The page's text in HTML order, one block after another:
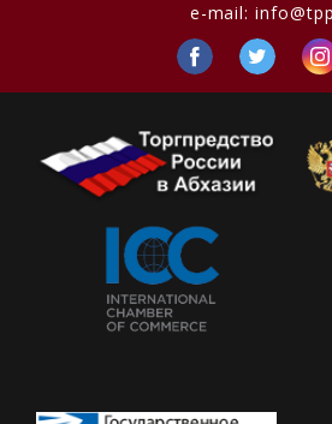
e-mail: